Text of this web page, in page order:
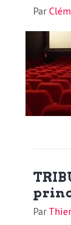
e
g
a
r
d
s
Par
Par